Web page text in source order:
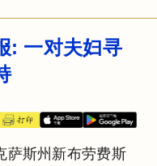
: 一对夫妇寻
萨斯州新布劳费斯